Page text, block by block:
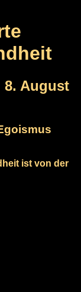
8. August
ist von der